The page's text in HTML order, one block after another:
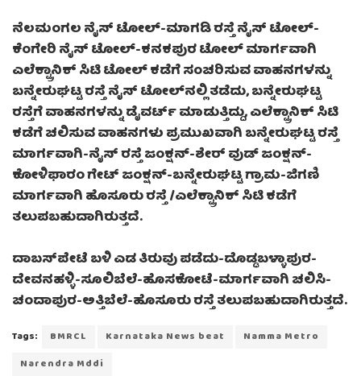
ನೆಲಮಂಗಲ ನೈಸ್ ಟೋಲ್-ಮಾಗಡಿ ರಸ್ತೆ ನೈಸ್ ಟೋಲ್-
ಕೆಂಗೇರಿ ನೈಸ್ ಟೋಲ್-ಕನಕಪುರ ಟೋಲ್ ಮಾರ್ಗವಾಗಿ
ಎಲೆಕ್ಟ್ರಾನಿಕ್ ಸಿಟಿ ಟೋಲ್ ಕಡೆಗೆ ಸಂಚರಿಸುವ ವಾಹನಗಳನ್ನು
ಬನ್ನೇರುಘಟ್ಟ ರಸ್ತೆ ನೈಸ್ ಟೋಲ್‌ನಲ್ಲಿ ತಡೆದು, ಬನ್ನೇರುಘಟ್ಟ
ರಸ್ತೆಗೆ ವಾಹನಗಳನ್ನು ಡೈವರ್ಟ್ ಮಾಡುತ್ತಿದ್ದು, ಎಲೆಕ್ಟ್ರಾನಿಕ್ ಸಿಟಿ
ಕಡೆಗೆ ಚಲಿಸುವ ವಾಹನಗಳು ಪ್ರಮುಖವಾಗಿ ಬನ್ನೇರುಘಟ್ಟ ರಸ್ತೆ
ಮಾರ್ಗವಾಗಿ-ನೈಸ್ ರಸ್ತೆ ಜಂಕ್ಷನ್-ಶೇರ್ ವುಡ್ ಜಂಕ್ಷನ್-
ಕೋಳಿಫಾರಂ‌ ಗೇಟ್ ಜಂಕ್ಷನ್-ಬನ್ನೇರುಘಟ್ಟ ಗ್ರಾಮ-ಜಿಗಣಿ
ಮಾರ್ಗವಾಗಿ ಹೊಸೂರು ರಸ್ತೆ /ಎಲೆಕ್ಟ್ರಾನಿಕ್ ಸಿಟಿ ಕಡೆಗೆ
ತಲುಪಬಹುದಾಗಿರುತ್ತದೆ.
ದಾಬಸ್‌ಪೇಟೆ ಬಳಿ ಎಡ ತಿರುವು ಪಡೆದು-ದೊಡ್ಡಬಳ್ಳಾಪುರ-
ದೇವನಹಳ್ಳಿ-ಸೂಲಿಬೆಲೆ-ಹೊಸಕೋಟೆ-ಮಾರ್ಗವಾಗಿ ಚಲಿಸಿ-
ಚಂದಾಪುರ-ಅತ್ತಿಬೆಲೆ-ಹೊಸೂರು ರಸ್ತೆ ತಲುಪಬಹುದಾಗಿರುತ್ತದೆ.
Tags: BMRCL Karnataka News beat
Namma Metro
Narendra Mddi